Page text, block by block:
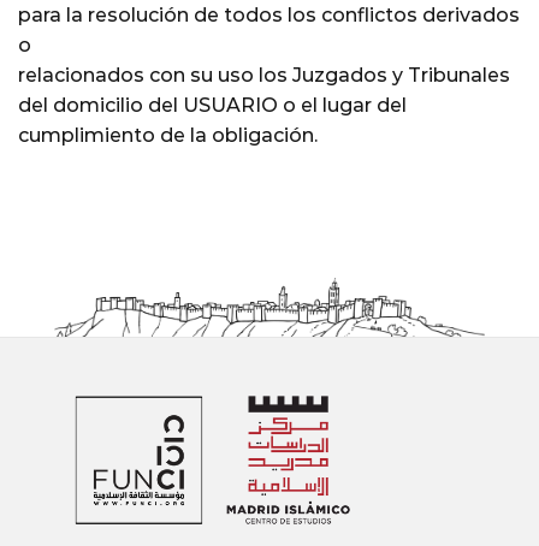
para la resolución de todos los conflictos derivados
o
relacionados con su uso los Juzgados y Tribunales
del domicilio del USUARIO o el lugar del
cumplimiento de la obligación.